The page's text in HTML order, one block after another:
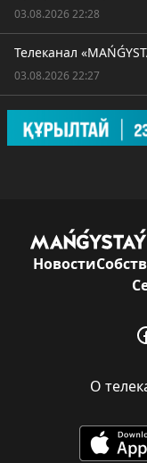
03.08.2026 22:28
Телеканал
03.08.2026 22:27
Новости
О